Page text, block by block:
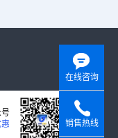
在线咨询
销售热线